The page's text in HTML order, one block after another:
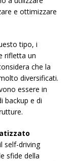
e ottimizzare
tipo, i
rifletta un
che la
diversificati.
essere in
backup e di
self-driving
sfide della